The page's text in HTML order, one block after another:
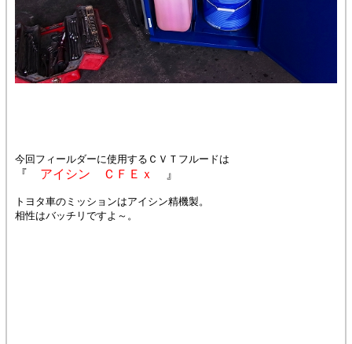
今回フィールダーに使用するＣＶＴフルードは
『 アイシン ＣＦＥｘ 』
トヨタ車のミッションはアイシン精機製。
相性はバッチリですよ～。